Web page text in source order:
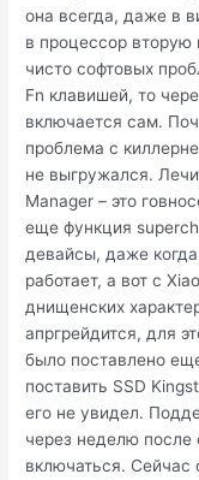
она всегда, даже в
в процессор вторую
чисто софтовых
Fn клавишей, то
включается сам.
проблема с
не выгружался.
Manager – это
еще функция
девайсы, даже
работает, а вот с
днищенских
апргрейдится, для
было поставлено
поставить SSD
его не увидел.
через неделю после
включаться. Сейчас